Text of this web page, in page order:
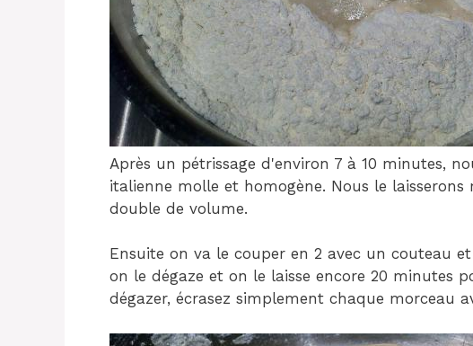
Après un pétrissage d'environ 7 à 10 minutes,
italienne molle et homogène. Nous le
double de volume.
Ensuite on va le couper en 2 avec un couteau
on le dégaze et on le laisse encore 20 minutes
dégazer, écrasez simplement chaque morceau